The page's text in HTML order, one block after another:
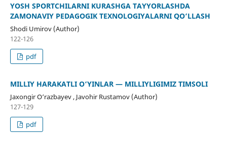
YOSH SPORTCHILARNI KURASHGA TAYYORLASHDA
ZAMONAVIY PEDAGOGIK TEXNOLOGIYALARNI QO‘LLASH
Shodi Umirov (Author)
122-126
pdf
MILLIY HARAKATLI O‘YINLAR — MILLIYLIGIMIZ TIMSOLI
Jaxongir O‘razbayev , Javohir Rustamov (Author)
127-129
pdf